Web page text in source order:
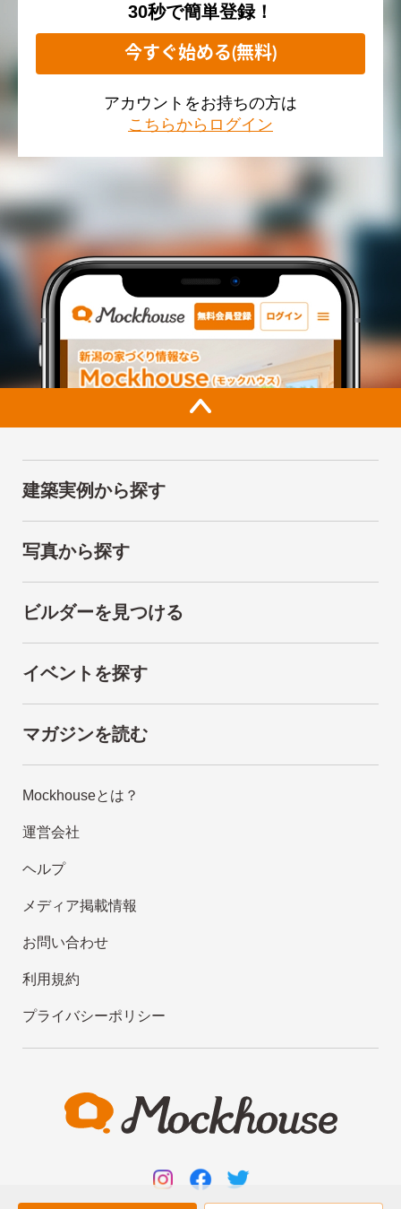
30秒で簡単登録！
今すぐ始める(無料)
アカウントをお持ちの方は
こちらからログイン
建築実例から探す
写真から探す
ビルダーを見つける
イベントを探す
マガジンを読む
Mockhouseとは？
運営会社
ヘルプ
メディア掲載情報
お問い合わせ
利用規約
プライバシーポリシー